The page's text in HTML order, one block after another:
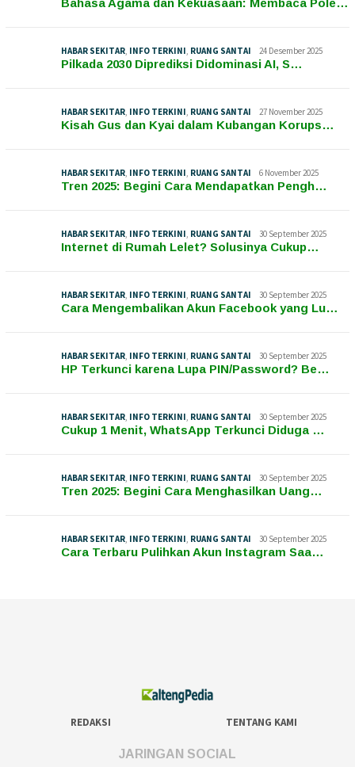
Bahasa Agama dan Kekuasaan: Membaca Pole…
HABAR SEKITAR, INFO TERKINI, RUANG SANTAI 24 Desember 2025
Pilkada 2030 Diprediksi Didominasi AI, S…
HABAR SEKITAR, INFO TERKINI, RUANG SANTAI 27 November 2025
Kisah Gus dan Kyai dalam Kubangan Korups…
HABAR SEKITAR, INFO TERKINI, RUANG SANTAI 6 November 2025
Tren 2025: Begini Cara Mendapatkan Pengh…
HABAR SEKITAR, INFO TERKINI, RUANG SANTAI 30 September 2025
Internet di Rumah Lelet? Solusinya Cukup…
HABAR SEKITAR, INFO TERKINI, RUANG SANTAI 30 September 2025
Cara Mengembalikan Akun Facebook yang Lu…
HABAR SEKITAR, INFO TERKINI, RUANG SANTAI 30 September 2025
HP Terkunci karena Lupa PIN/Password? Be…
HABAR SEKITAR, INFO TERKINI, RUANG SANTAI 30 September 2025
Cukup 1 Menit, WhatsApp Terkunci Diduga …
HABAR SEKITAR, INFO TERKINI, RUANG SANTAI 30 September 2025
Tren 2025: Begini Cara Menghasilkan Uang…
HABAR SEKITAR, INFO TERKINI, RUANG SANTAI 30 September 2025
Cara Terbaru Pulihkan Akun Instagram Saa…
REDAKSI TENTANG KAMI
JARINGAN SOCIAL